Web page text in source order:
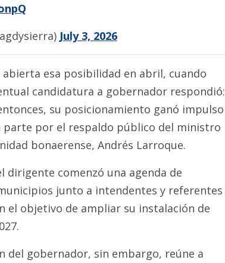
July 3, 2026
abierta esa posibilidad en abril, cuando
candidatura a gobernador respondió:
su posicionamiento ganó impulso
parte por el respaldo público del ministro
bonaerense, Andrés Larroque.
dirigente comenzó una agenda de
junto a intendentes y referentes
el objetivo de ampliar su instalación de
del gobernador, sin embargo, reúne a